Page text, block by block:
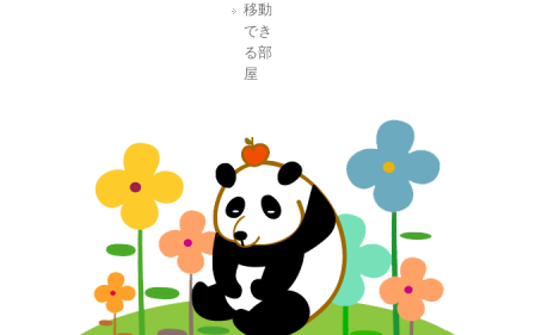
移動
でき
る部
屋